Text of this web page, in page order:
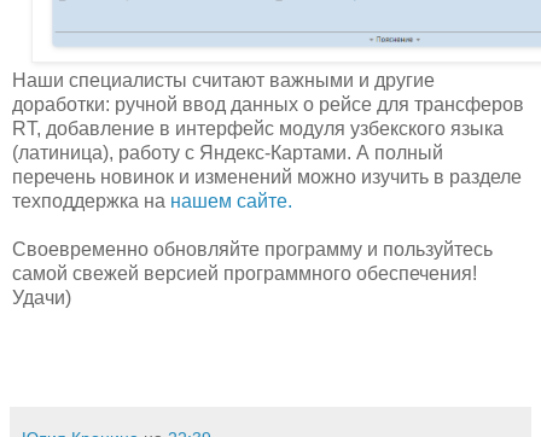
Наши специалисты считают важными и другие
доработки: ручной ввод данных о рейсе для трансферов
RT, добавление в интерфейс модуля узбекского языка
(латиница), работу с Яндекс-Картами. А полный
перечень новинок и изменений можно изучить в разделе
техподдержка на нашем сайте.
Своевременно обновляйте программу и пользуйтесь
самой свежей версией программного обеспечения!
Удачи)